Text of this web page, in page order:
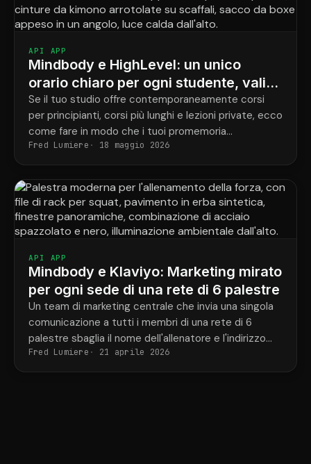
API APP
Mindbody e HighLevel: un unico
orario chiaro per ogni studente, valido
per tutti i programmi.
Se il tuo studio offre contemporaneamente corsi
per principianti, corsi più lunghi e lezioni private, ecco
come fare in modo che i tuoi promemoria
corrispondano finalmente alle prenotazioni effettive
di ogni studente.
Fred Lumiere 18 maggio 2026
API APP
Mindbody e Klaviyo: Marketing mirato
per ogni sede di una rete di 6 palestre
Un team di marketing centrale che invia una singola
comunicazione a tutti i membri di una rete di 6
palestre sbaglia il nome dell'allenatore e l'indirizzo
della palestra nella metà dei casi.
Fred Lumiere 21 aprile 2026